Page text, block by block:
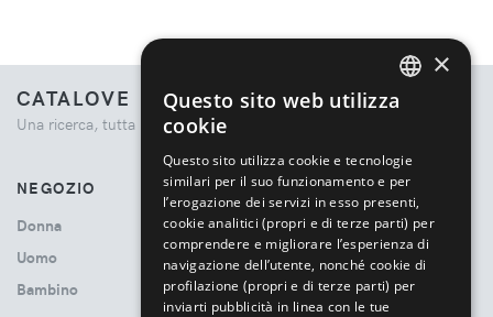
CATALOVE
Una ricerca, tutta la moda.
NEGOZIO
Donna
Uomo
Bambino
×
Questo sito web utilizza
cookie
Questo sito utilizza cookie e tecnologie
similari per il suo funzionamento e per
l’erogazione dei servizi in esso presenti,
cookie analitici (propri e di terze parti) per
comprendere e migliorare l’esperienza di
navigazione dell’utente, nonché cookie di
profilazione (propri e di terze parti) per
inviarti pubblicità in linea con le tue